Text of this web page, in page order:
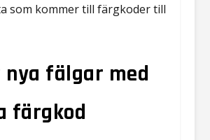
som kommer till färgkoder till
nya fälgar med
färgkod